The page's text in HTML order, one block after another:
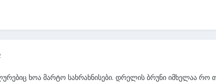
ხოა მარტო სახრახნისები. დრელის ბრუნი იმხელაა რო